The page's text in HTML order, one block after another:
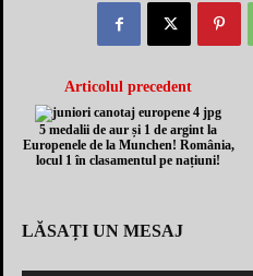
Articolul precedent
5 medalii de aur și 1 de argint la
Europenele de la Munchen! România,
locul 1 în clasamentul pe națiuni!
LĂSAȚI UN MESAJ